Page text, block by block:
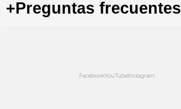
+Preguntas frecuentes
FacebookYouTubeInstagram